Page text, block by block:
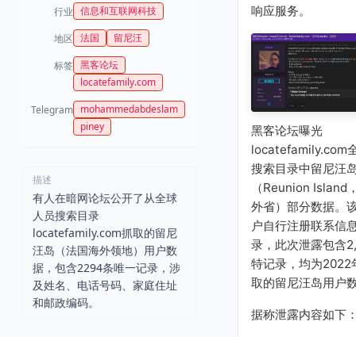
行业 信息和互联网科技
地区 法国 留尼汪
标签 黑客论坛
locatefamily.com
Telegram mohammedabdeslam
piney
描述
有人在暗网论坛公开了从全球
人员搜索目录
locatefamily.com抓取的留尼
汪岛（法国海外领地）用户数
据，包含2294条唯一记录，涉
及姓名、电话号码、家庭住址
和邮政编码。
响应服务。
黑客论坛曝光
locatefamily.com
搜索目录中留尼汪
（Reunion Island
外省）部分数据。
户自行注册联系信
录，此次泄露包含
特记录，均为2022
取的留尼汪岛用户
据称泄露内容如下